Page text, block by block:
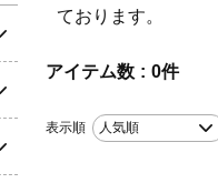
ております。
アイテム数 0件
表示順 人気順